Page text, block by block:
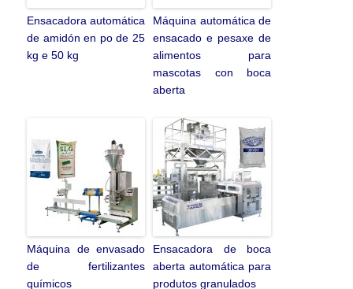
Ensacadora automática
de amidón en po de 25
kg e 50 kg
Máquina automática de
ensacado e pesaxe de
alimentos para
mascotas con boca
aberta
Máquina de envasado
de fertilizantes
químicos
Ensacadora de boca
aberta automática para
produtos granulados